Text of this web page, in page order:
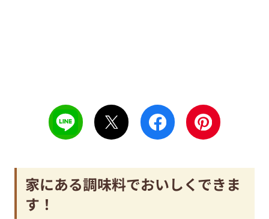
家にある調味料でおいしくできま
す！